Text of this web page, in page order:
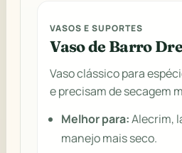
VASOS E SUPORTES
Vaso de Barro
Vaso clássico para
e precisam de secagem
Melhor para:Alecrim,
manejo mais seco.